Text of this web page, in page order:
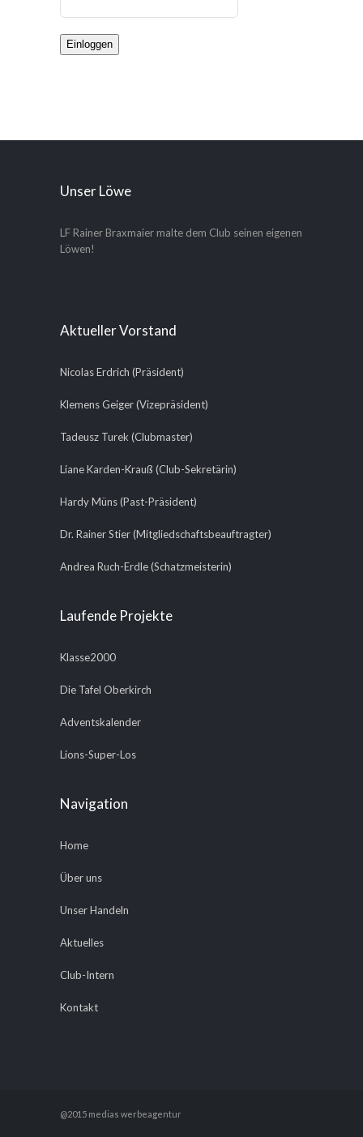
Unser Löwe
LF Rainer Braxmaier malte dem Club seinen eigenen
Löwen!
Aktueller Vorstand
Nicolas Erdrich (Präsident)
Klemens Geiger (Vizepräsident)
Tadeusz Turek (Clubmaster)
Liane Karden-Krauß (Club-Sekretärin)
Hardy Müns (Past-Präsident)
Dr. Rainer Stier (Mitgliedschaftsbeauftragter)
Andrea Ruch-Erdle (Schatzmeisterin)
Laufende Projekte
Klasse2000
Die Tafel Oberkirch
Adventskalender
Lions-Super-Los
Navigation
Home
Über uns
Unser Handeln
Aktuelles
Club-Intern
Kontakt
@2015 medias werbeagentur